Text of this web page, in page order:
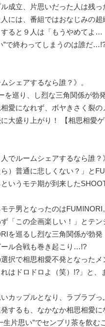
成立、片思いだった人は残
には、番組ではおなじみの
ると９人は「もうやめてよ
”で終わってしまうのは誰だ
シェアするなら誰？》。
を巡り、し烈な三角関係が勃
愛になれず、ボヤきさく裂の
大盛り上がり！ 【相思相愛
でルームシェアするなら誰？
）普通に悲しくない？」と
いうモテ期が到来した
テ男となったのは
「この企画楽しい！」とテ
を巡るし烈な三角関係が勃
ール合戦も巻き起こり…!?
択で相思相愛不発となった
はドロドロよ（笑）!?」と
カップルとなり、ラブラブ
するも、なかなか相思相愛
生片思い”でセンブリ茶を飲